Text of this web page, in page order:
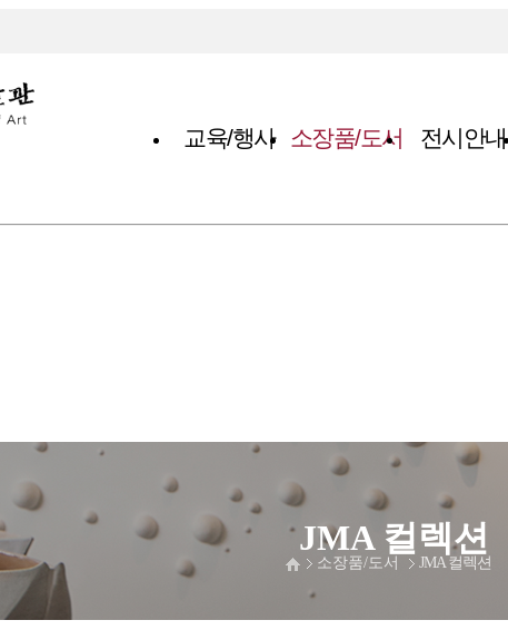
교육/행사 소장품/도서 전시안내
JMA 컬렉션
소장품/도서 JMA 컬렉션